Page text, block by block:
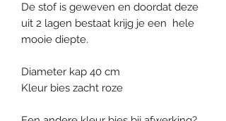
De stof is geweven en doordat deze
uit 2 lagen bestaat krijg je een hele
mooie diepte.
Diameter kap 40 cm
Kleur bies zacht roze